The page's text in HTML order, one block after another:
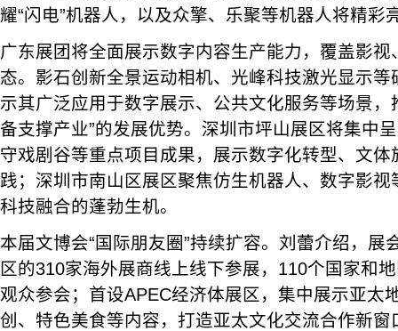
耀“闪电”机器人，以及众擎、乐聚等机器人将精彩
广东展团将全面展示数字内容生产能力，覆盖影
态。影石创新全景运动相机、光峰科技激光显示
示其广泛应用于数字展示、公共文化服务等场景，
备支撑产业”的发展优势。深圳市坪山展区将集中
守戏剧谷等重点项目成果，展示数字化转型、文
践；深圳市南山区展区聚焦仿生机器人、数字影
科技融合的蓬勃生机。
本届文博会“国际朋友圈”持续扩容。刘蕾介绍，展
区的310家海外展商线上线下参展，110个国家和
观众参会；首设APEC经济体展区，集中展示亚太
创、特色美食等内容，打造亚太文化交流合作新窗